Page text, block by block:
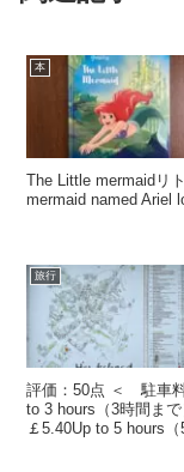
本
The Little mermaidリ
mermaid named Ariel
旅行
評価：50点 ＜ 駐車
to 3 hours（3時間ま
￡5.40Up to 5 hours（